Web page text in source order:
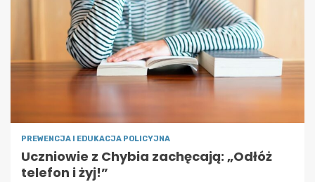
PREWENCJA I EDUKACJA POLICYJNA
Uczniowie z Chybia zachęcają: „Odłóż
telefon i żyj!”